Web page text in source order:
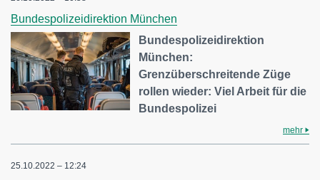
Bundespolizeidirektion München
Bundespolizeidirektion
München:
Grenzüberschreitende Züge
rollen wieder: Viel Arbeit für die
Bundespolizei
mehr
25.10.2022 – 12:24